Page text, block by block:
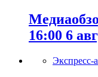
16:00 6
Экспресс-